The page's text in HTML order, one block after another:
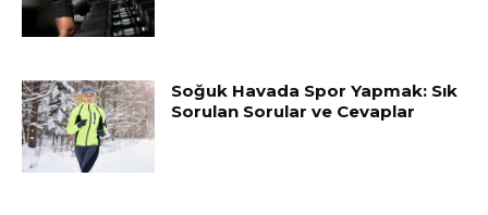
Soğuk Havada Spor Yapmak: Sık
Sorulan Sorular ve Cevaplar